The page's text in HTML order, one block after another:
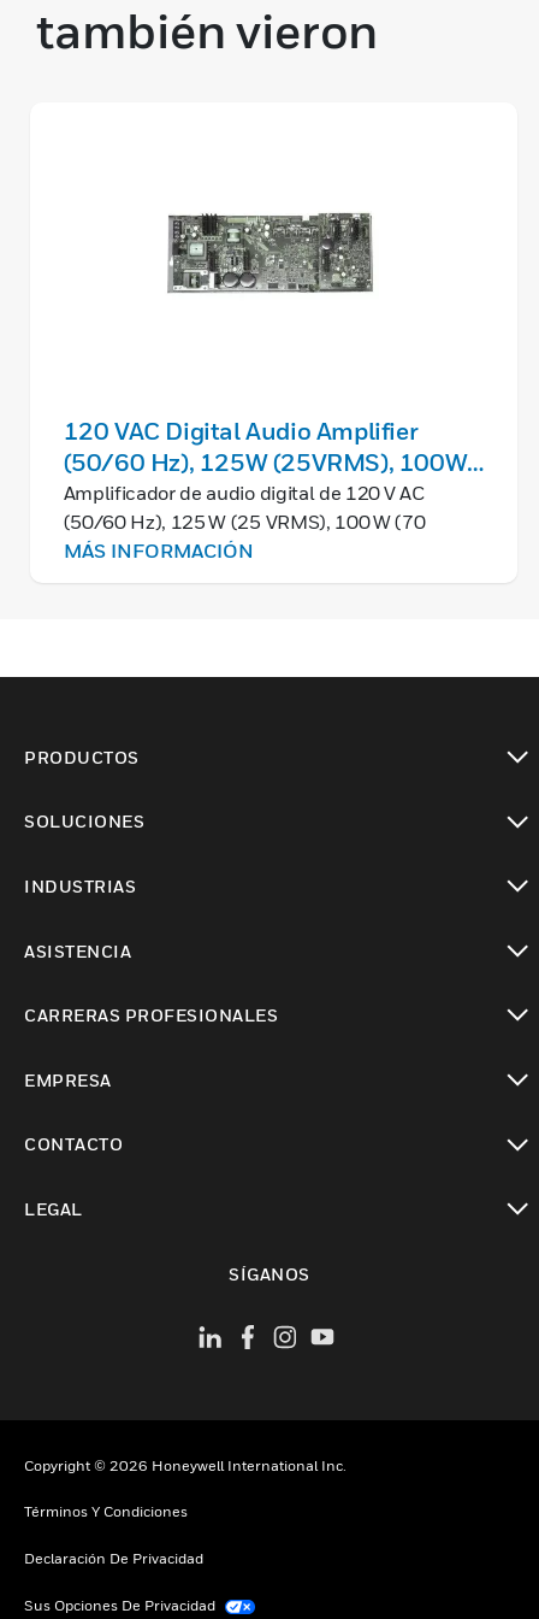
también vieron
120 VAC Digital Audio Amplifier
(50/60 Hz), 125W (25VRMS), 100W
(70VRMS). Ships with chassis.
Amplificador de audio digital de 120 V AC
(50/60 Hz), 125 W (25 VRMS), 100 W (70
VRMS). Se envía con chasis.
MÁS INFORMACIÓN
PRODUCTOS
SOLUCIONES
INDUSTRIAS
ASISTENCIA
CARRERAS PROFESIONALES
EMPRESA
CONTACTO
LEGAL
SÍGANOS
Copyright © 2026 Honeywell International Inc.
Términos Y Condiciones
Declaración De Privacidad
Sus Opciones De Privacidad